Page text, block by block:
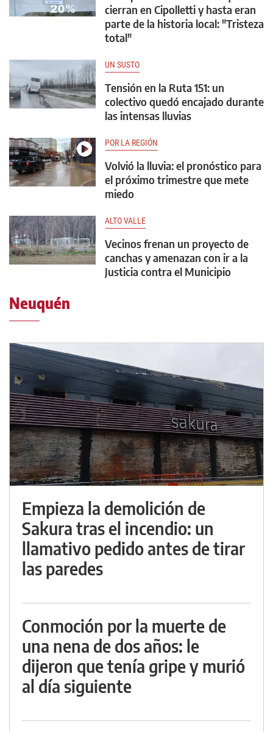
cierran en Cipolletti y hasta eran
parte de la historia local: "Tristeza
total"
UN SUSTO
Tensión en la Ruta 151: un
colectivo quedó encajado durante
las intensas lluvias
POR LA REGIÓN
Volvió la lluvia: el pronóstico para
el próximo trimestre que mete
miedo
ALTO VALLE
Vecinos frenan un proyecto de
canchas y amenazan con ir a la
Justicia contra el Municipio
Neuquén
Empieza la demolición de
Sakura tras el incendio: un
llamativo pedido antes de tirar
las paredes
Conmoción por la muerte de
una nena de dos años: le
dijeron que tenía gripe y murió
al día siguiente